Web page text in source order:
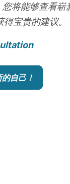
将能够查看崭
得宝贵的建议。
自己！